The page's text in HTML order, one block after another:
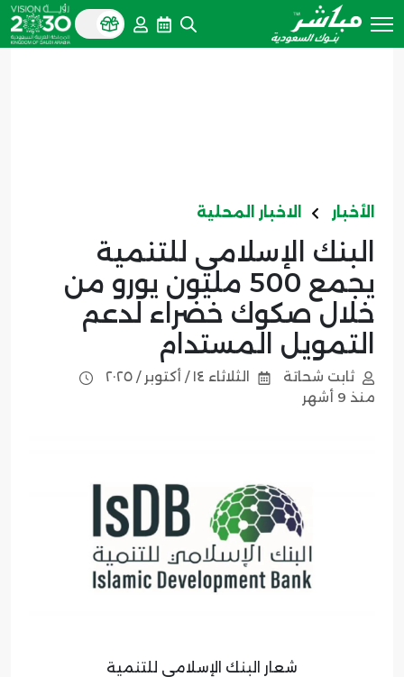
الأخبار الاخبار المحلية
البنك الإسلامي للتنمية
يجمع 500 مليون يورو من
خلال صكوك خضراء لدعم
التمويل المستدام
ثابت شحاتة
الثلاثاء ١٤ / أكتوبر / ٢٠٢٥
منذ 9 أشهر
شعار البنك الإسلامي للتنمية